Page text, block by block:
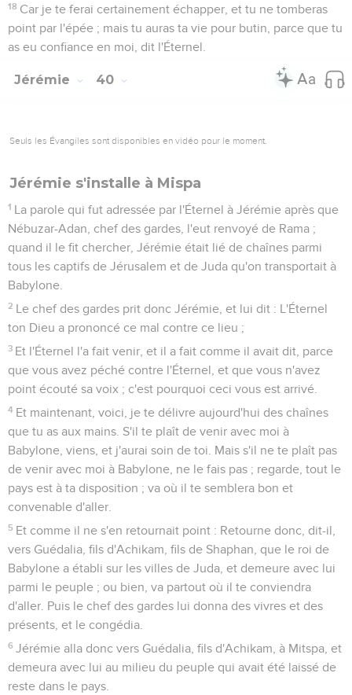
18 Car je te ferai certainement échapper, et tu ne tomberas
point par l'épée ; mais tu auras ta vie pour butin, parce que tu
as eu confiance en moi, dit l'Éternel.
Jérémie 40
Seuls les Évangiles sont disponibles en vidéo pour le moment.
Jérémie s'installe à Mispa
1 La parole qui fut adressée par l'Éternel à Jérémie après que
Nébuzar-Adan, chef des gardes, l'eut renvoyé de Rama ;
quand il le fit chercher, Jérémie était lié de chaînes parmi
tous les captifs de Jérusalem et de Juda qu'on transportait à
Babylone.
2 Le chef des gardes prit donc Jérémie, et lui dit : L'Éternel
ton Dieu a prononcé ce mal contre ce lieu ;
3 Et l'Éternel l'a fait venir, et il a fait comme il avait dit, parce
que vous avez péché contre l'Éternel, et que vous n'avez
point écouté sa voix ; c'est pourquoi ceci vous est arrivé.
4 Et maintenant, voici, je te délivre aujourd'hui des chaînes
que tu as aux mains. S'il te plaît de venir avec moi à
Babylone, viens, et j'aurai soin de toi. Mais s'il ne te plaît pas
de venir avec moi à Babylone, ne le fais pas ; regarde, tout le
pays est à ta disposition ; va où il te semblera bon et
convenable d'aller.
5 Et comme il ne s'en retournait point : Retourne donc, dit-il,
vers Guédalia, fils d'Achikam, fils de Shaphan, que le roi de
Babylone a établi sur les villes de Juda, et demeure avec lui
parmi le peuple ; ou bien, va partout où il te conviendra
d'aller. Puis le chef des gardes lui donna des vivres et des
présents, et le congédia.
6 Jérémie alla donc vers Guédalia, fils d'Achikam, à Mitspa, et
demeura avec lui au milieu du peuple qui avait été laissé de
reste dans le pays.